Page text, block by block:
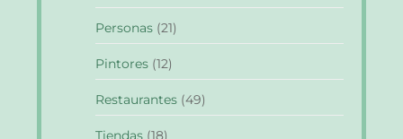
Personas (21)
Pintores (12)
Restaurantes (49)
Tiendas (18)